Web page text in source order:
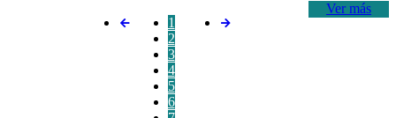
Ver más
1
2
3
4
5
6